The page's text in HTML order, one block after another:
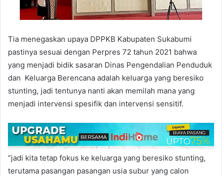
Tia menegaskan upaya DPPKB Kabupaten Sukabumi
pastinya sesuai dengan Perpres 72 tahun 2021 bahwa
yang menjadi bidik sasaran Dinas Pengendalian Penduduk
dan Keluarga Berencana adalah keluarga yang beresiko
stunting, jadi tentunya nanti akan memilah mana yang
menjadi intervensi spesifik dan intervensi sensitif.
“jadi kita tetap fokus ke keluarga yang beresiko stunting,
terutama pasangan pasangan usia subur yang calon